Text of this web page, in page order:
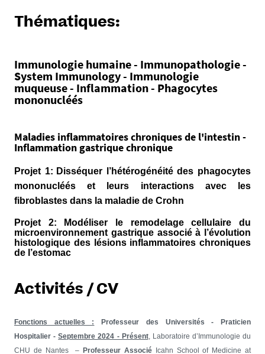
Thématiques:
Immunologie humaine - Immunopathologie -
System Immunology - Immunologie
muqueuse - Inflammation - Phagocytes
mononucléés
Maladies inflammatoires chroniques de l'intestin -
Inflammation gastrique chronique
Projet 1: Disséquer l’hétérogénéité des phagocytes
mononucléés et leurs interactions avec les
fibroblastes dans la maladie de Crohn
Projet 2: Modéliser le remodelage cellulaire du
microenvironnement gastrique associé à l’évolution
histologique des lésions inflammatoires chroniques
de l’estomac
Activités / CV
Fonctions actuelles :
Professeur des Universités - Praticien
Hospitalier -Septembre 2024 - Présent, Laboratoire d’Immunologie du
CHU de Nantes – Professeur Associé Icahn School of Medicine at